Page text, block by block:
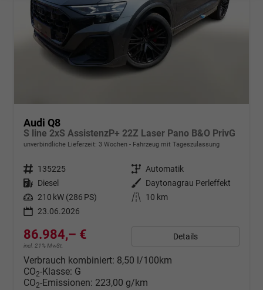
Audi Q8
S line 2xS AssistenzP+ 22Z Laser Pano B&O PrivG
unverbindliche Lieferzeit: 3 Wochen Fahrzeug mit Tageszulassung
Fahrzeugnr. 135225 Getriebe Automatik
Kraftstoff Diesel Außenfarbe Daytonagrau Perleffekt
Leistung 210 kW (286 PS) Kilometerstand
10 km
23.06.2026
86.984,– €
incl. 21% MwSt.
Details
Verbrauch kombiniert: 8,50 l/100km
CO2-Klasse: G
CO2-Emissionen: 223,00 g/km